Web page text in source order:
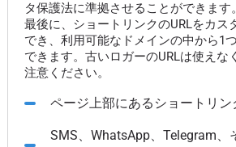
タ保護法に準拠させることができます。
最後に、ショートリンクのURLをカス
でき、利用可能なドメインの中から1
できます。古いロガーのURLは使えな
注意ください。
ページ上部にあるショートリン
SMS、WhatsApp、Telegram、